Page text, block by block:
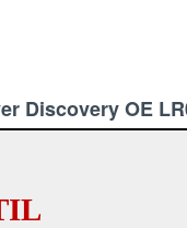
Discovery OE